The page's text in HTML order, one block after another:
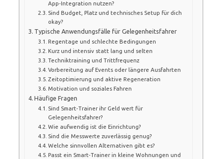
App‑Integration nutzen?
Sind Budget, Platz und technisches Setup für dich
okay?
Typische Anwendungsfälle für Gelegenheitsfahrer
Regentage und schlechte Bedingungen
Kurz und intensiv statt lang und selten
Techniktraining und Trittfrequenz
Vorbereitung auf Events oder längere Ausfahrten
Zeitoptimierung und aktive Regeneration
Motivation und soziales Fahren
Häufige Fragen
Sind Smart‑Trainer ihr Geld wert für
Gelegenheitsfahrer?
Wie aufwendig ist die Einrichtung?
Sind die Messwerte zuverlässig genug?
Welche sinnvollen Alternativen gibt es?
Passt ein Smart‑Trainer in kleine Wohnungen und